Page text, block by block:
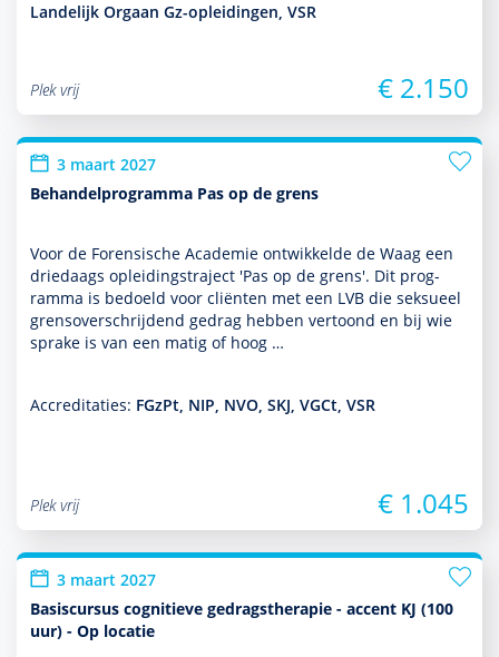
Landelijk Orgaan Gz-opleidingen, VSR
Plek vrij € 2.150
3 maart 2027
Behandelprogramma Pas op de grens
Voor de Forensische Academie ontwik­kelde de Waag een
driedaags opleidingstraject 'Pas op de grens'. Dit prog­
ram­ma is bedoeld voor cliënten met een LVB die seksueel
grensoverschrijdend gedrag hebben vertoond en bij wie
sprake is van een matig of hoog …
Accreditaties: FGzPt, NIP, NVO, SKJ, VGCt, VSR
Plek vrij € 1.045
3 maart 2027
Basiscursus cognitieve gedragstherapie - accent KJ (100
uur) - Op locatie